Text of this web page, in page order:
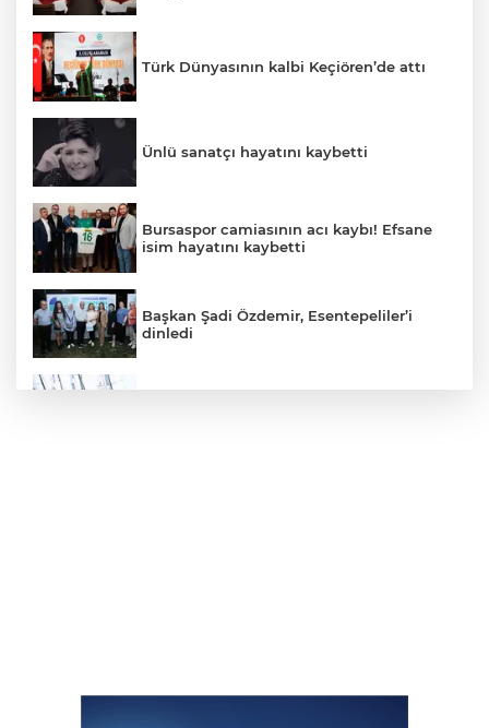
Türk Dünyasının kalbi Keçiören’de attı
Ünlü sanatçı hayatını kaybetti
Bursaspor camiasının acı kaybı! Efsane
isim hayatını kaybetti
Başkan Şadi Özdemir, Esentepeliler’i
dinledi